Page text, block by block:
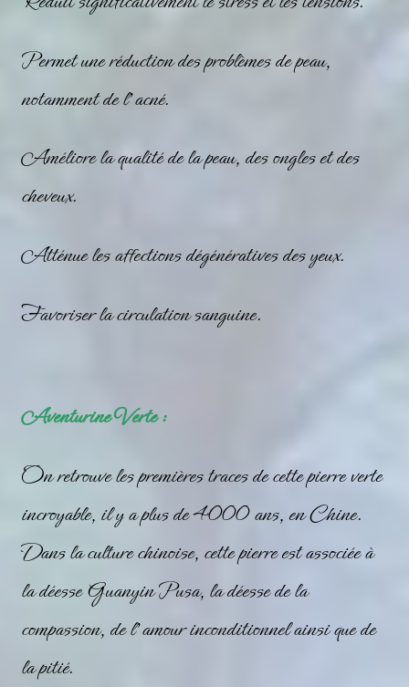
Permet une réduction des problèmes de peau,
notamment de l’acné.
Améliore la qualité de la peau, des ongles et des
cheveux.
Atténue les affections dégénératives des yeux.
Favoriser la circulation sanguine.
Aventurine Verte :
On retrouve les premières traces de cette pierre verte
incroyable, il y a plus de 4000 ans, en Chine.
Dans la culture chinoise, cette pierre est associée à
la déesse Guanyin Pusa, la déesse de la
compassion, de l’amour inconditionnel ainsi que de
la pitié.